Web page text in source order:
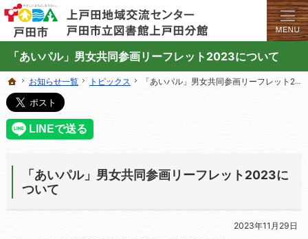
「あいパル」男女共同参画リーフレット2023について
学びと交流のプラットフォーム。地域の講座や施設をご案内しています。
上戸田地域交流センターや戸田市立図書館上戸田分館の総合案内サイト
ホーム
お知らせ一覧 トピックス 「あいパル」男女共同参画リーフレット2023について
「あいパル」男女共同参画リーフレット2023に
ついて
2023年11月29日
ホーム
お知らせ一覧 トピックス 「あいパル」男女共同参画リーフレット2023について